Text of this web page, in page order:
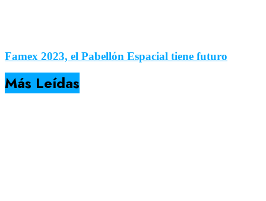
Famex 2023, el Pabellón Espacial tiene futuro
Más Leídas